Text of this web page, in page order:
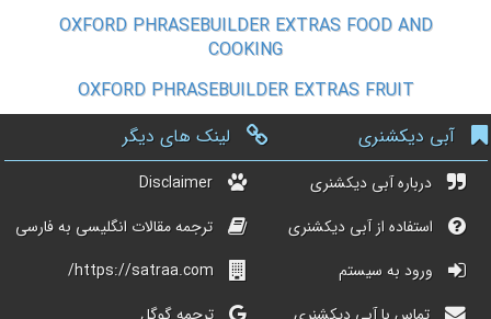
OXFORD PHRASEBUILDER EXTRAS FOOD AND
COOKING
OXFORD PHRASEBUILDER EXTRAS FRUIT
آبی دیکشنری
درباره آبی دیکشنری
استفاده از آبی دیکشنری
ورود به سیستم
لینک های دیگر
Disclaimer
ترجمه مقالات انگلیسی به فارسی
https://satraa.com/